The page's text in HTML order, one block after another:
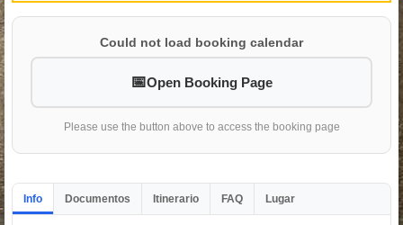
Could not load booking calendar
Open Booking Page
Please use the button above to access the booking page
Info Documentos Itinerario FAQ Lugar